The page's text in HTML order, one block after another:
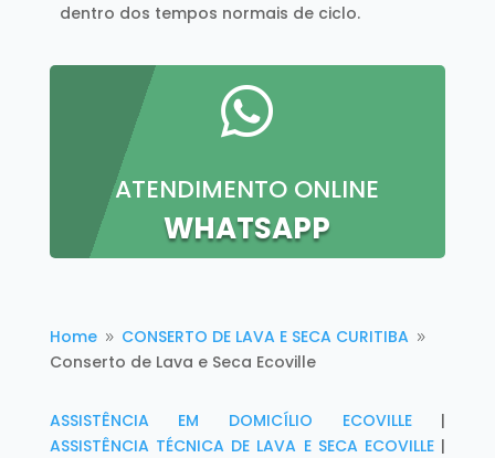
dentro dos tempos normais de ciclo.

ATENDIMENTO ONLINE
WHATSAPP
Home 9 CONSERTO DE LAVA E SECA CURITIBA 9
Conserto de Lava e Seca Ecoville
ASSISTÊNCIA EM DOMICÍLIO ECOVILLE|
ASSISTÊNCIA TÉCNICA DE LAVA E SECA ECOVILLE |